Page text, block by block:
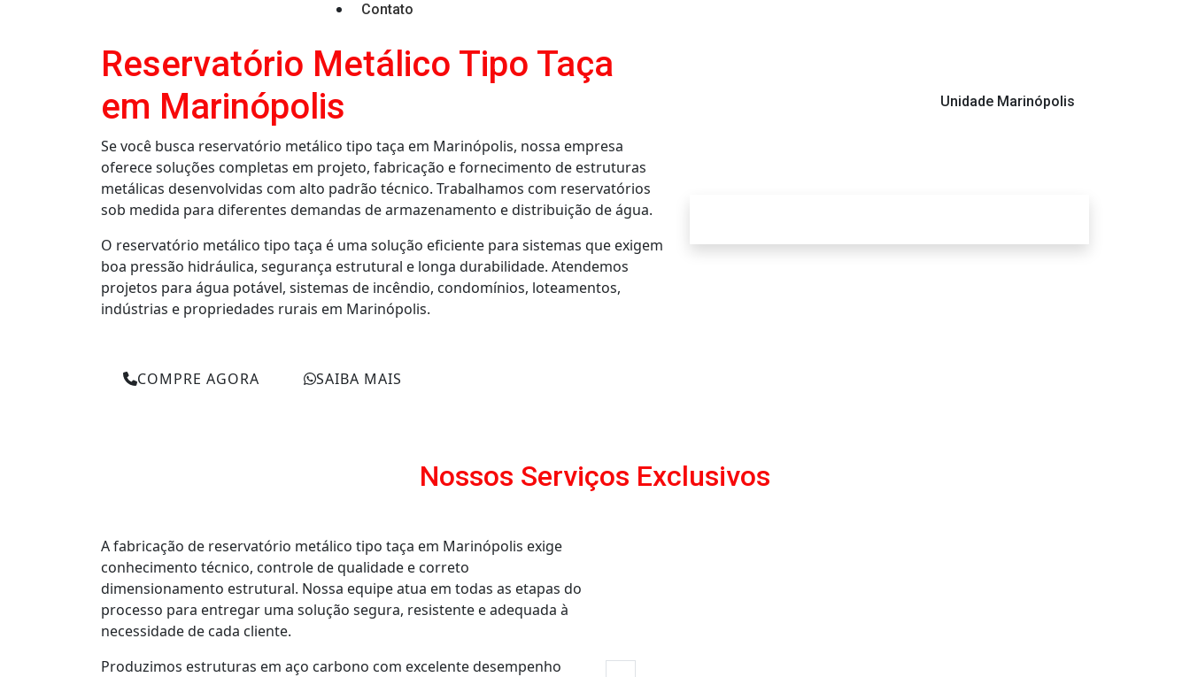
Contato
Unidade Marinópolis
Reservatório Metálico Tipo Taça
em Marinópolis
Se você busca reservatório metálico tipo taça em Marinópolis, nossa empresa
oferece soluções completas em projeto, fabricação e fornecimento de estruturas
metálicas desenvolvidas com alto padrão técnico. Trabalhamos com reservatórios
sob medida para diferentes demandas de armazenamento e distribuição de água.
O reservatório metálico tipo taça é uma solução eficiente para sistemas que exigem
boa pressão hidráulica, segurança estrutural e longa durabilidade. Atendemos
projetos para água potável, sistemas de incêndio, condomínios, loteamentos,
indústrias e propriedades rurais em Marinópolis.
COMPRE AGORA SAIBA MAIS
Nossos Serviços Exclusivos
A fabricação de reservatório metálico tipo taça em Marinópolis exige
conhecimento técnico, controle de qualidade e correto
dimensionamento estrutural. Nossa equipe atua em todas as etapas do
processo para entregar uma solução segura, resistente e adequada à
necessidade de cada cliente.
Produzimos estruturas em aço carbono com excelente desempenho